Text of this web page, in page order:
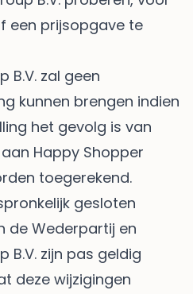
een prijsopgave te
B.V. zal geen
kunnen brengen indien
het gevolg is van
Happy Shopper
toegerekend.
gesloten
de Wederpartij en
B.V. zijn pas geldig
deze wijzigingen